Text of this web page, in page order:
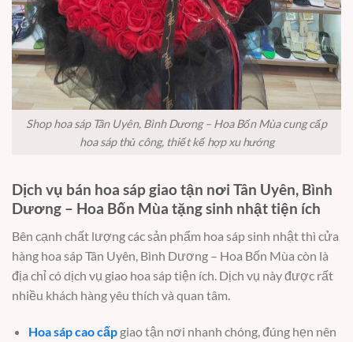
Shop hoa sáp Tân Uyên, Bình Dương – Hoa Bốn Mùa cung cấp
hoa sáp thủ công, thiết kế hợp xu hướng
Dịch vụ bán hoa sáp giao tận nơi Tân Uyên, Bình
Dương – Hoa Bốn Mùa tặng sinh nhật tiện ích
Bên cạnh chất lượng các sản phẩm hoa sáp sinh nhật thì cửa
hàng hoa sáp Tân Uyên, Bình Dương – Hoa Bốn Mùa còn là
địa chỉ có dịch vụ giao hoa sáp tiện ích. Dịch vụ này được rất
nhiều khách hàng yêu thích và quan tâm.
Hoa sáp cao cấpgiao tận nơi nhanh chóng, đúng hẹn nên